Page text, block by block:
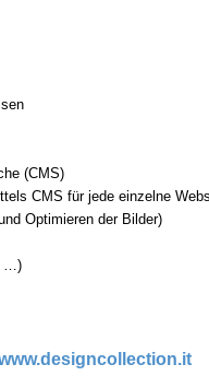
(CMS)
CMS für jede einzelne
Optimieren der Bilder)
…)